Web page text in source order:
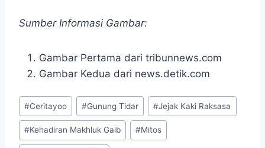
Sumber Informasi Gambar:
Gambar Pertama dari tribunnews.com
Gambar Kedua dari news.detik.com
Post
Tags:
#Ceritayoo #Gunung Tidar #Jejak Kaki Raksasa
#Kehadiran Makhluk Gaib #Mitos